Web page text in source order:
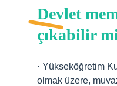
Devlet
çıkabilir
· Yükseköğretim
olmak üzere,